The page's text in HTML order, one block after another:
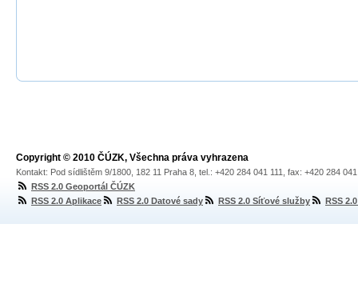
Copyright © 2010 ČÚZK, Všechna práva vyhrazena
Kontakt: Pod sídlištěm 9/1800, 182 11 Praha 8, tel.: +420 284 041 111, fax: +420 284
RSS 2.0 Geoportál ČÚZK
RSS 2.0 Aplikace
RSS 2.0 Datové sady RSS 2.0 Síťové služby RSS